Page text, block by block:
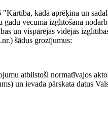
kādā aprēķina un
vecuma izglītošanā
un vispārējās vidējās
šādus grozījumus:
atbilstoši normatīvajos
un ievada pārskata datus